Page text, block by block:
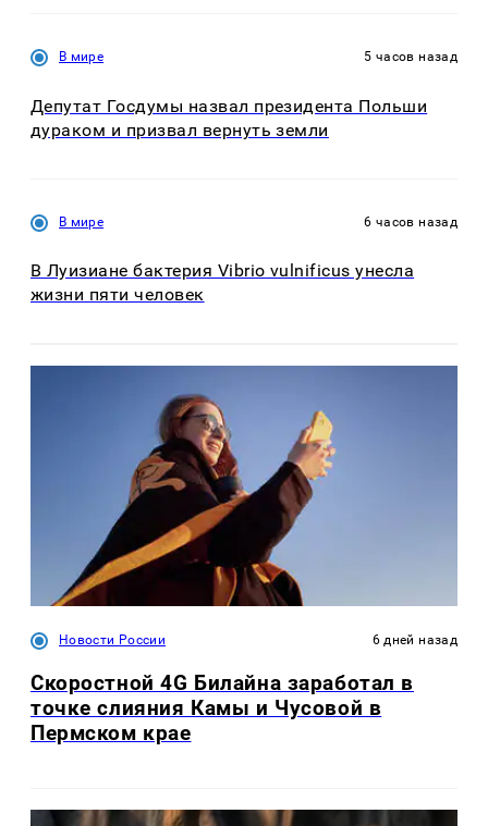
В мире 5 часов назад
Депутат Госдумы назвал президента Польши
дураком и призвал вернуть земли
В мире 6 часов назад
В Луизиане бактерия Vibrio vulnificus унесла
жизни пяти человек
Новости России 6 дней назад
Скоростной 4G Билайна заработал в
точке слияния Камы и Чусовой в
Пермском крае